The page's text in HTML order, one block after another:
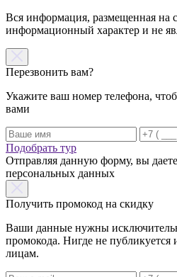
Вся информация, размещенная на
информационный характер и не
Перезвонить вам?
Укажите ваш номер телефона,
вами
Подобрать тур
Отправляя данную форму, вы
персональных данных
Получить промокод на скидку
Ваши данные нужны
промокода. Нигде не публикуется
лицам.